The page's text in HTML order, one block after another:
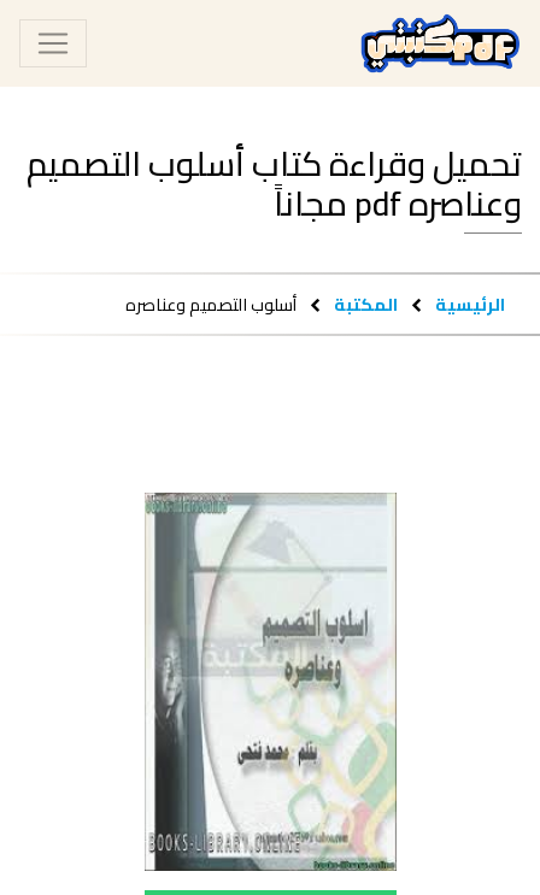
تحميل وقراءة كتاب أسلوب التصميم
وعناصره pdf مجاناً
الرئيسية المكتبة أسلوب التصميم وعناصره